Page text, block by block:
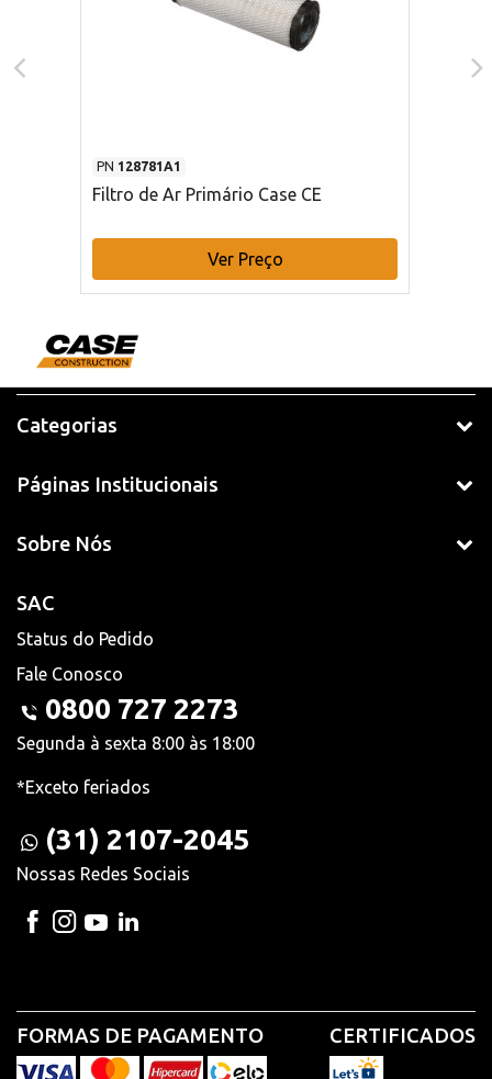
PN 128781A1
Filtro de Ar Primário Case CE
Ver Preço
Categorias
Páginas Institucionais
Sobre Nós
SAC
Status do Pedido
Fale Conosco
0800 727 2273
Segunda à sexta 8:00 às 18:00
*Exceto feriados
(31) 2107-2045
Nossas Redes Sociais
FORMAS DE PAGAMENTO CERTIFICADOS